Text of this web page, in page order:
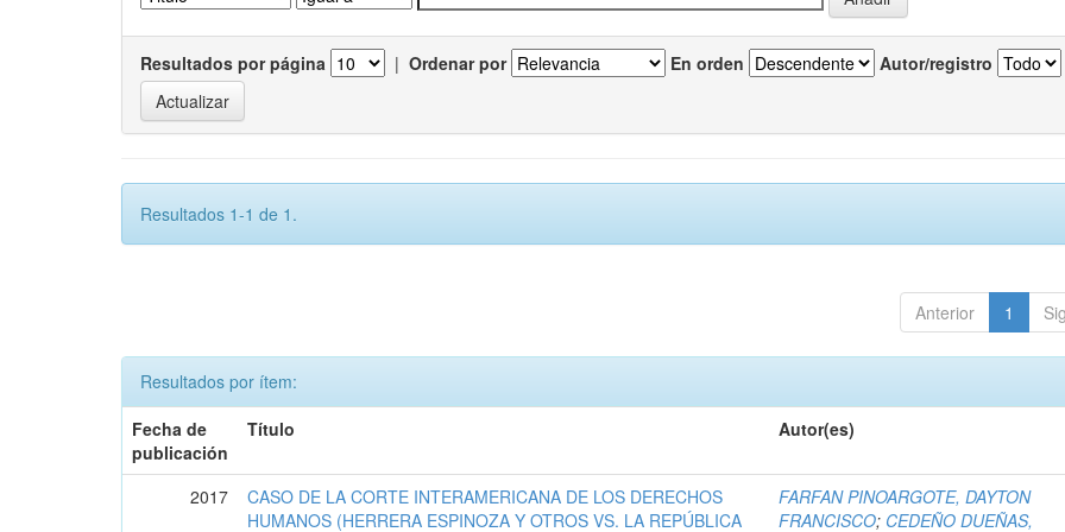
Resultados por página | Ordenar por En orden Autor/registro
Resultados 1-1 de 1.
Anterior 1
Resultados por ítem:
Fecha de
publicación
Título Autor(es)
2017
CASO DE LA CORTE INTERAMERICANA DE LOS DERECHOS
HUMANOS (HERRERA ESPINOZA Y OTROS VS. LA REPÚBLICA
FARFAN PINOARGOTE, DAYTON
FRANCISCO; CEDEÑO DUEÑAS,